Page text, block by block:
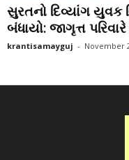
સુરતનો દિવ્યાંગ યુવક
બંધાયો: જાગૃત્ત
krantisamayguj - November